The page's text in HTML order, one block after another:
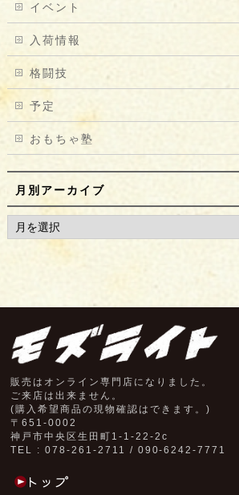
イベント
入荷情報
格闘技
予定
おもちゃ塾
月別アーカイブ
販売はオンライン専門店になりました。
ご来店は出来ません。
(購入希望商品の現物確認はできます。)
〒651-0002
神戸市中央区生田町1-1-22-2c
TEL : 078-261-2711 / 090-6242-7771